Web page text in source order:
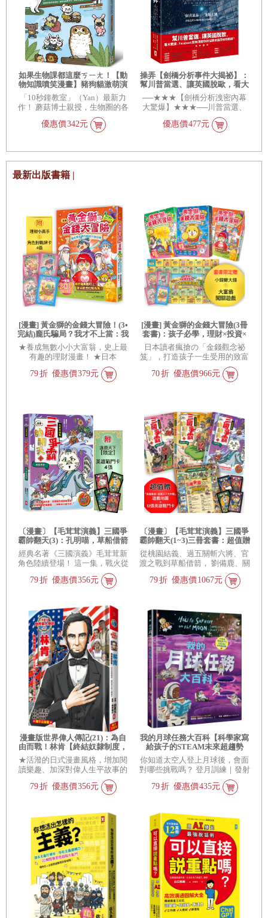
如果生物課都這麼ㄎㄧㄤ！【動
物知識噴笑漫畫】豬狗貓激萌演
出，笑到你滿地找頭
「10秒鐘教室」（Yan）最新力
作！ 蘑菇博士親授，生物圈的各
種不思議歡樂開課， 讓你開眼界
也大呼超妙der~ 漫畫看著看著，
優惠價342元
操弄【劍橋分析事件大揭祕】：
幫川普當選、讓英國脫歐，看大
數據、Facebook如何洩露你的個
資來操弄你的選擇？
──★★★【劍橋分析洩密內幕
大驚爆】★★★──川普當選、
英國脫歐不是民主政治的選擇，
而是「劍橋分析公司」的精心算
作※ 歐美資訊戰的前車之鑑，台
灣面對網路戰爭的必讀好書！
優惠價477元
最新出版書籍 |
[漫畫] 黃金獅的金錢大冒險！(3•
完結)龐氏騙局？我才不上當：我
在異世界的錢錢升級任務，成為
真正有錢人的最終試煉【守財力
+花錢力Lv UP】（附★賺錢小高
手．角色對戰牌卡4張）
★養成無數小小大富翁，史上最
有趣的理財漫畫！ ★日本
Amazon讀者平均4.8／5顆星，超
級好評！
79折 優惠價379元
[漫畫] 黃金獅的金錢大冒險(3冊
套書)：孩子必學，理財×投資×
遊戲故事，從小養成高財商FQ
小富翁【套書限定贈「小錢變大
錢」大富翁闖關遊戲】附★角色
對戰牌卡12張
日本讀者瘋搶の「金錢觀念祕
笈」，打造孩子一生受用的致富
體質！★日本Amazon讀者平均
4.8／5顆星，超級好評！
70折 優惠價966元
〔漫畫〕【毛茸茸演義】三國爭
霸帥翻天(3)：孔明喵，草船借箭
(附✦逐鹿天下「限定」英雄戰鬥
卡4張）
經典名著《三國演義》毛茸茸新
角色陸續登場！ 這一集，戰火從
荊州一路燒向赤壁前線， 英雄們
不只要打得猛、算得準、談得
79折 優惠價356元
〔漫畫〕【毛茸茸演義】三國爭
霸帥翻天(1~3)三冊套書：超值贈
『英雄集結•逐鹿天下大作戰』
遊戲地圖+12張英雄戰鬥卡
從桃園結義、過五關斬六將、官
渡之戰到草船借箭， 劉備鹿、關
羽獅、張飛熊、曹操狼、孔明
喵……輪番上陣； 全彩漫畫搭配
名場面更有記憶點！
79折 優惠價1067元
漫畫版世界偉人傳記(21)：為自
由而戰！林肯【終結奴隸制度，
奠定民主與人權基石】(專家監修
•難字注音版)
★活潑的日式漫畫風格，增加閱
讀樂趣、加深對偉人生平故事的
印象。 ★每一本皆有豐富的小知
識延伸閱讀，以多元圖表、真實
的成就。
79折 優惠價356元
我的月球任務大百科【科學家寫
給孩子的STEAM未來超趨勢
(2)】：航太工程師帶你挑戰極端
溫度，躲避致命輻射，從登陸到
打造地下城市，採礦、種菜、還
能在月球賽車！
你知道太空人登上月球後，會面
對哪些挑戰嗎？ 登月訓練｜發射
升空｜月面探險｜採礦加工 | 能
源補給 | 太空觀光 解鎖超過20項
79折 優惠價435元